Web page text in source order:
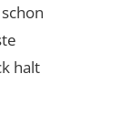
halt